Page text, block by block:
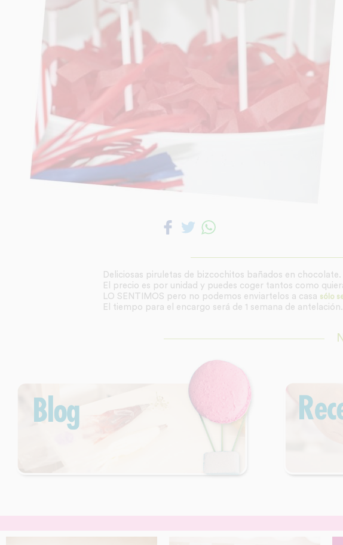
Deliciosas piruletas de bizcochitos bañados en chocolate.
El precio es por unidad y puedes coger tantos como
LO SENTIMOS pero no podemos enviartelos a casa sólo
El tiempo para el encargo será de 1 semana de antelación.